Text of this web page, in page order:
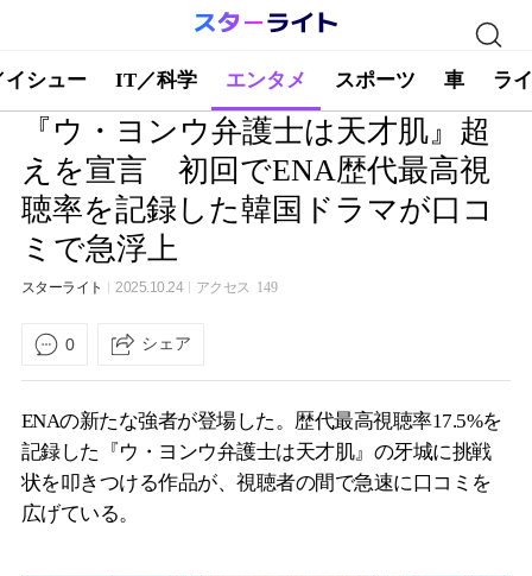
イシュー IT／科学 エンタメ スポーツ 車 ラ
『ウ・ヨンウ弁護士は天才肌』超
えを宣言 初回でENA歴代最高視
聴率を記録した韓国ドラマが口コ
ミで急浮上
スターライト 2025.10.24 アクセス 149
0 シェア
ENAの新たな強者が登場した。歴代最高視聴率17.5%を
記録した『ウ・ヨンウ弁護士は天才肌』の牙城に挑戦
状を叩きつける作品が、視聴者の間で急速に口コミを
広げている。